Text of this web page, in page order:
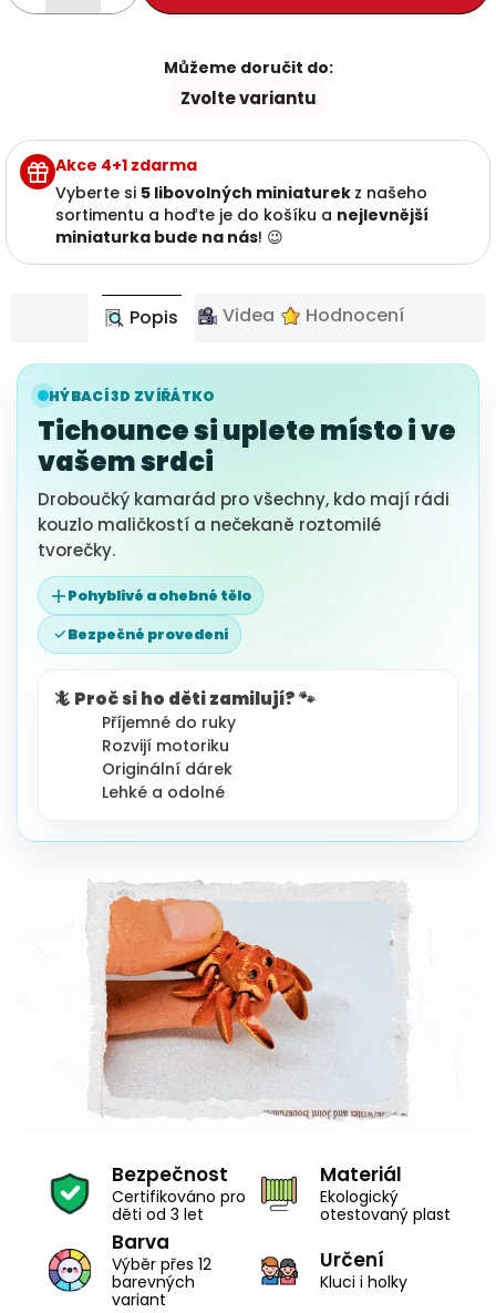
Můžeme doručit do:
Zvolte variantu
Akce 4+1 zdarma
Vyberte si 5 libovolných miniaturek z našeho
sortimentu a hoďte je do košíku a nejlevnější
miniaturka bude na nás! 😉
Popis Videa Hodnocení
HÝBACÍ 3D ZVÍŘÁTKO
Tichounce si uplete místo i ve
vašem srdci
Droboučký kamarád pro všechny, kdo mají rádi
kouzlo maličkostí a nečekaně roztomilé
tvorečky.
Pohyblivé a ohebné tělo
Bezpečné provedení
🦎 Proč si ho děti zamilují? 🐾
Příjemné do ruky
Rozvijí motoriku
Originální dárek
Lehké a odolné
Bezpečnost
Certifikováno pro
děti od 3 let
Materiál
Ekologický
otestovaný plast
Barva
Výběr přes 12
barevných
variant
Určení
Kluci i holky